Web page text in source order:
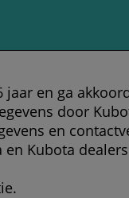
jaar en ga
door
en
Kubota